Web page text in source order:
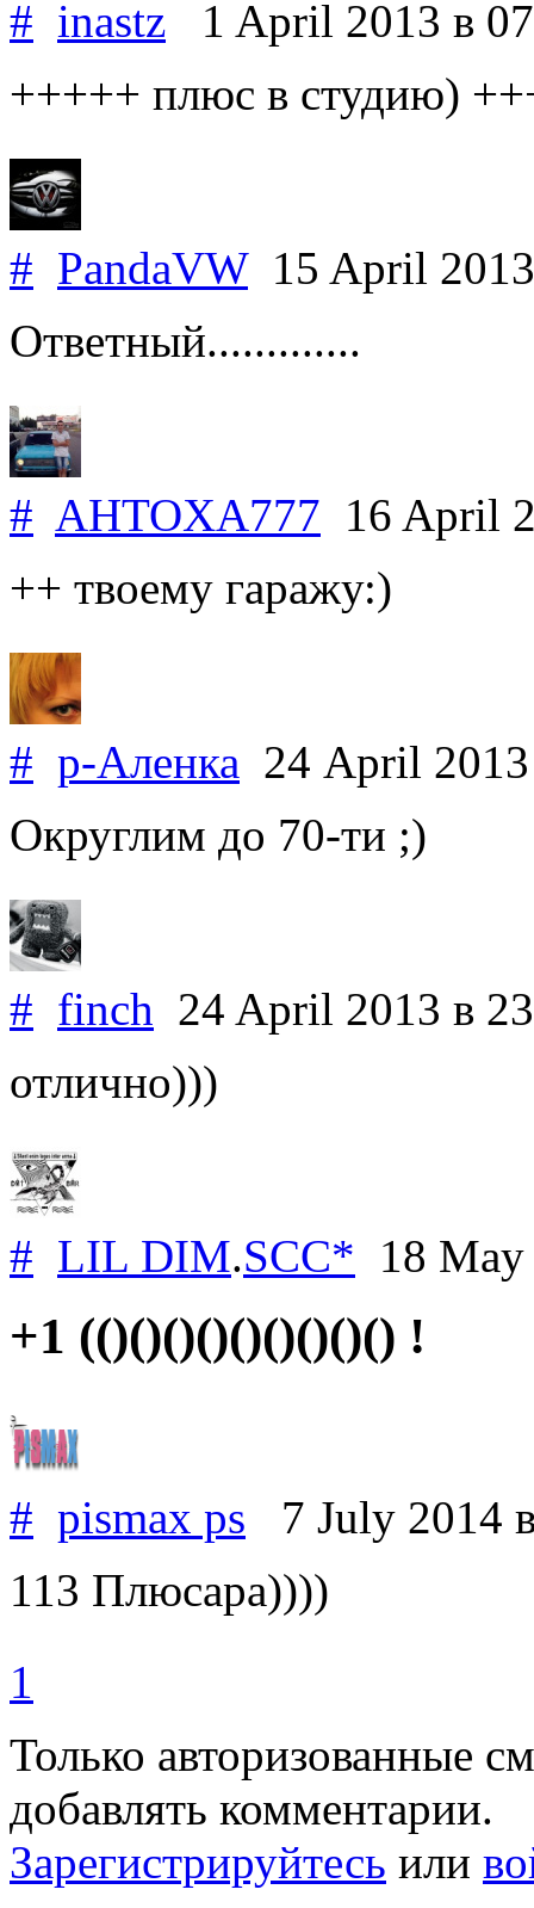
# inastz 1 April 2013 в
+++++ плюс в студию)
# PandaVW15 April
Ответный.............
# AHTOXA777 16 April
++ твоему гаражу:)
# р-Аленка 24 April
Округлим до 70-ти ;)
# finch 24 April 2013 в
отлично)))
# LIL DIM.SCC* 18
+1 (()()()()()()()()() !
# pismax ps 7 July 2014
113 Плюсара))))
1
Только авторизованные
добавлять комментарии.
Зарегистрируйтесь или